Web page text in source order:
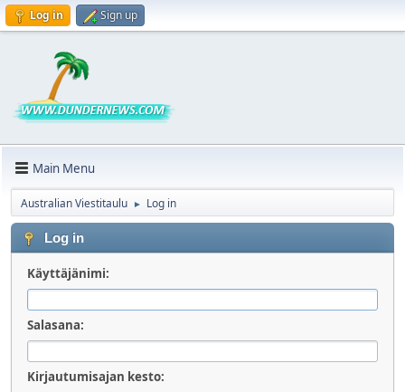
Log in Sign up
Main Menu
Australian Viestitaulu ► Log in
Log in
Käyttäjänimi:
Salasana:
Kirjautumisajan kesto: